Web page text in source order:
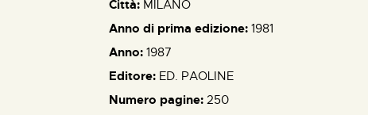
Città: MILANO
Anno di prima edizione: 1981
Anno: 1987
Editore: ED. PAOLINE
Numero pagine: 250